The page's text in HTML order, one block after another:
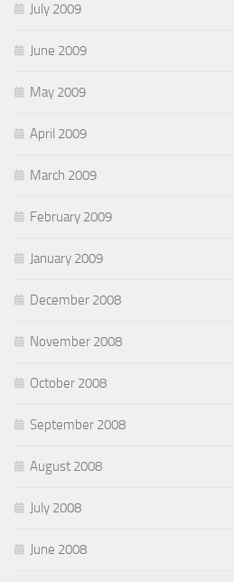
July 2009
June 2009
May 2009
April 2009
March 2009
February 2009
January 2009
December 2008
November 2008
October 2008
September 2008
August 2008
July 2008
June 2008